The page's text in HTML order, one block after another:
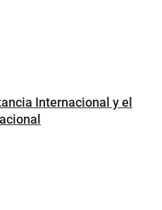
Internacional y el